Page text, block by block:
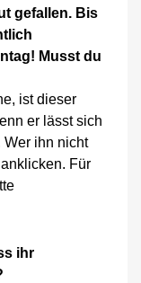
gefallen. Bis
Musst du
ist dieser
er lässt sich
ihn nicht
Für
ihr